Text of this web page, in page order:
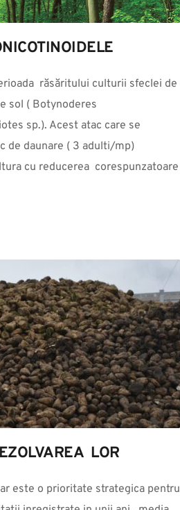
răsăritului culturii sfeclei de
sol ( Botynoderes
sp.). Acest atac care se
de daunare ( 3 adulti/mp)
cu reducerea  corespunzatoare
LOR
este o prioritate strategica pentru